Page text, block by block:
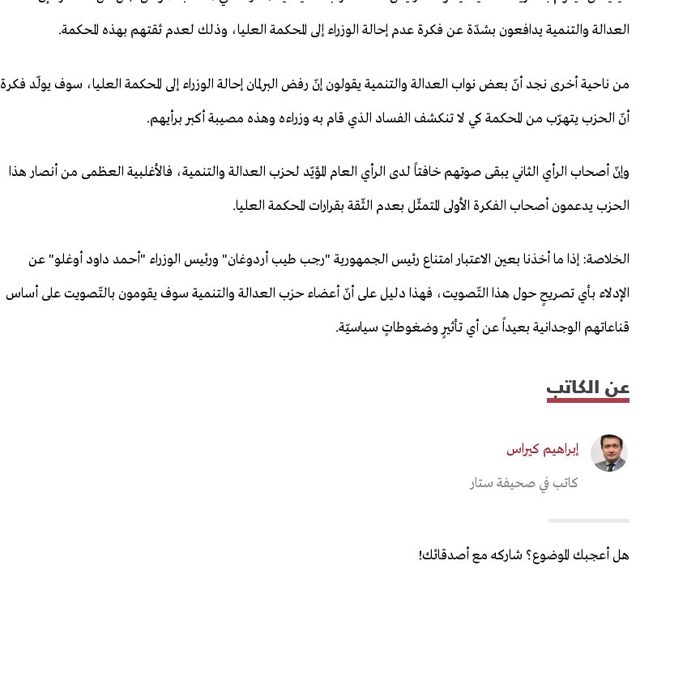
العدالة والتنمية يدافعون بشدّة عن فكرة عدم إحالة الوزراء إلى المحكمة العليا، وذلك لعدم ثقتهم بهذه المحكمة.
من ناحية أخرى نجد أنّ بعض نواب العدالة والتنمية يقولون إنّ رفض البرلمان إحالة الوزراء إلى المحكمة العليا، سوف يولّد فكرة
أنّ الحزب يتهرّب من المحكمة كي لا تنكشف الفساد الذي قام به وزراءه وهذه مصيبة أكبر برأيهم.
وإنّ أصحاب الرأي الثاني يبقى صوتهم خافتاً لدى الرأي العام المؤيّد لحزب العدالة والتنمية، فالأغلبية العظمى من أنصار هذا
الحزب يدعمون أصحاب الفكرة الأولى المتمثّل بعدم الثّقة بقرارات المحكمة العليا.
الخلاصة: إذا ما أخذنا بعين الاعتبار امتناع رئيس الجمهورية "رجب طيب أردوغان" ورئيس الوزراء "أحمد داود أوغلو" عن
الإدلاء بأي تصريحٍ حول هذا التّصويت، فهذا دليل على أنّ أعضاء حزب العدالة والتنمية سوف يقومون بالتّصويت على أساس
قناعاتهم الوجدانية بعيداً عن أي تأثيرٍ وضغوطاتٍ سياسيّة.
عن الكاتب
إبراهيم كيراس
كاتب في صحيفة ستار
هل أعجبك الموضوع؟ شاركه مع أصدقائك!